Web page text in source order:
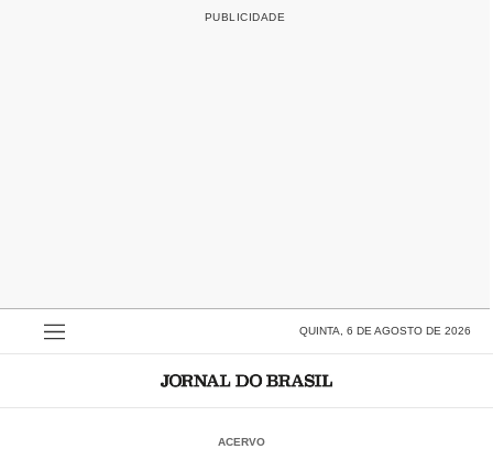
QUINTA, 6 DE AGOSTO DE 2026
ACERVO